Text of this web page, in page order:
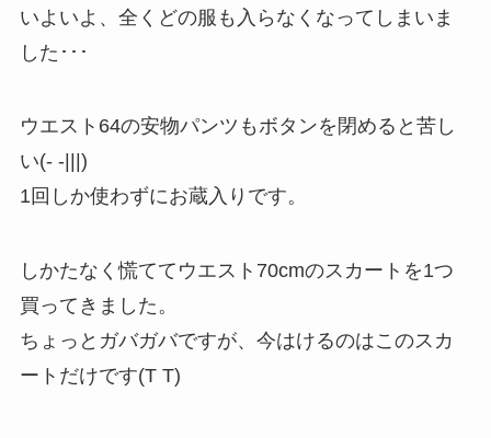
いよいよ、全くどの服も入らなくなってしまいま
した･･･
ウエスト64の安物パンツもボタンを閉めると苦し
い(- -|||)
1回しか使わずにお蔵入りです。
しかたなく慌ててウエスト70cmのスカートを1つ
買ってきました。
ちょっとガバガバですが、今はけるのはこのスカ
ートだけです(T T)